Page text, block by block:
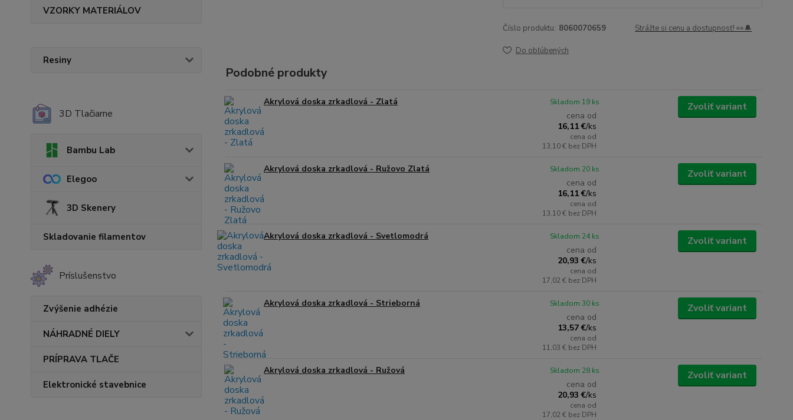
VZORKY MATERIÁLOV
Resiny
3D Tlačiarne
Bambu Lab
Elegoo
3D Skenery
Skladovanie filamentov
Príslušenstvo
Zvýšenie adhézie
NÁHRADNÉ DIELY
PRÍPRAVA TLAČE
Elektronické stavebnice
Číslo produktu: 8060070659 Strážte si cenu a dostupnosť! 👀🔔
Do obľúbených
Podobné produkty
Akrylová doska zrkadlová - Zlatá
cena od
16,11 €/ks
cena od
13,10 € bez DPH
Skladom 19 ks Zvoliť variant
Akrylová doska zrkadlová - Ružovo Zlatá
cena od
16,11 €/ks
cena od
13,10 € bez DPH
Skladom 20 ks Zvoliť variant
Akrylová doska zrkadlová - Svetlomodrá
cena od
20,93 €/ks
cena od
17,02 € bez DPH
Skladom 24 ks Zvoliť variant
Akrylová doska zrkadlová - Strieborná
cena od
13,57 €/ks
cena od
11,03 € bez DPH
Skladom 30 ks Zvoliť variant
Akrylová doska zrkadlová - Ružová
cena od
20,93 €/ks
cena od
17,02 € bez DPH
Skladom 28 ks Zvoliť variant